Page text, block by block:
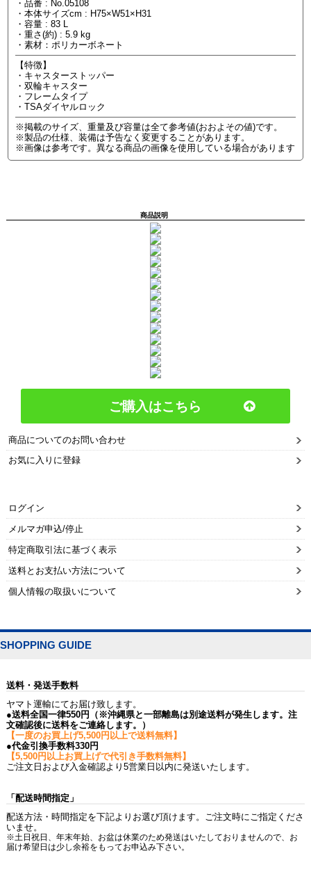
・品番 : No.05108
・本体サイズcm : H75×W51×H31
・容量 : 83 L
・重さ(約) : 5.9 kg
・素材：ポリカーボネート
【特徴】
・キャスターストッパー
・双輪キャスター
・フレームタイプ
・TSAダイヤルロック
※掲載のサイズ、重量及び容量は全て参考値(おおよその値)です。
※製品の仕様、装備は予告なく変更することがあります。
※画像は参考です。異なる商品の画像を使用している場合があります
商品説明
ご購入はこちら
商品についてのお問い合わせ
お気に入りに登録
ログイン
メルマガ申込/停止
特定商取引法に基づく表示
送料とお支払い方法について
個人情報の取扱いについて
SHOPPING GUIDE
送料・発送手数料
ヤマト運輸にてお届け致します。
●送料全国一律550円（※沖縄県と一部離島は別途送料が発生します。注
文確認後に送料をご連絡します。）
【一度のお買上げ5,500円以上で送料無料】
●代金引換手数料330円
【5,500円以上お買上げで代引き手数料無料】
ご注文日および入金確認より5営業日以内に発送いたします。
「配送時間指定」
配送方法・時間指定を下記よりお選び頂けます。ご注文時にご指定くださ
いませ。
※土日祝日、年末年始、お盆は休業のため発送はいたしておりませんので、お
届け希望日は少し余裕をもってお申込み下さい。